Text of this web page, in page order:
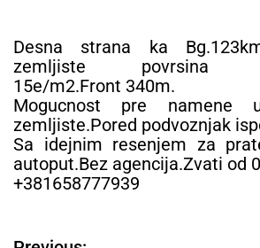
Desna strana ka
zemljiste povrsina
15e/m2.Front 340m.
Mogucnost pre namene
zemljiste.Pored podvoznjak
Sa idejnim resenjem za
autoput.Bez agencija.Zvati od
+381658777939